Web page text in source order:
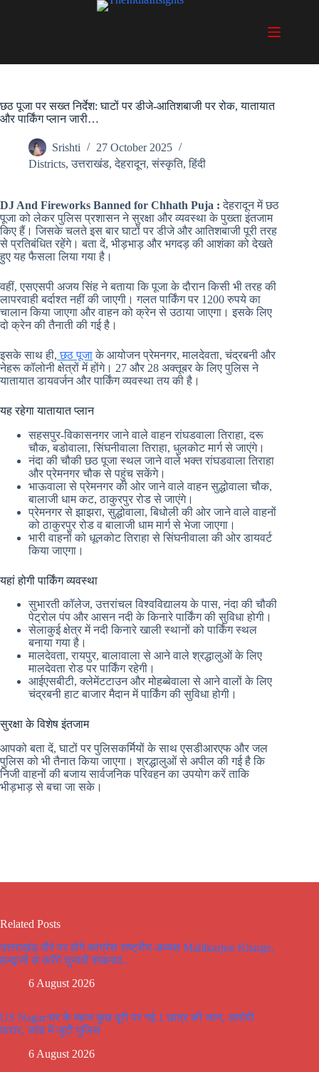
छठ पूजा पर सख्त निर्देश: घाटों पर डीजे-आतिशबाजी पर रोक, यातायात
और पार्किंग प्लान जारी…
Srishti
27 October 2025
Districts,उत्तराखंड,देहरादून,संस्कृति,हिंदी
DJ And Fireworks Banned for Chhath Puja :देहरादून में छठ
पूजा को लेकर पुलिस प्रशासन ने सुरक्षा और व्यवस्था के पुख्ता इंतजाम
किए हैं। जिसके चलते इस बार घाटों पर डीजे और आतिशबाजी पूरी तरह
से प्रतिबंधित रहेंगे। बता दें, भीड़भाड़ और भगदड़ की आशंका को देखते
हुए यह फैसला लिया गया है।
वहीं, एसएसपी अजय सिंह ने बताया कि पूजा के दौरान किसी भी तरह की
लापरवाही बर्दाश्त नहीं की जाएगी। गलत पार्किंग पर 1200 रुपये का
चालान किया जाएगा और वाहन को क्रेन से उठाया जाएगा। इसके लिए
दो क्रेन की तैनाती की गई है।
इसके साथ ही, छठ पूजाके आयोजन प्रेमनगर, मालदेवता, चंद्रबनी और
नेहरू कॉलोनी क्षेत्रों में होंगे। 27 और 28 अक्तूबर के लिए पुलिस ने
यातायात डायवर्जन और पार्किंग व्यवस्था तय की है।
यह रहेगा यातायात प्लान
सहसपुर-विकासनगर जाने वाले वाहन रांघडवाला तिराहा, दरू
चौक, बडोवाला, सिंघनीवाला तिराहा, धुलकोट मार्ग से जाएंगे।
नंदा की चौकी छठ पूजा स्थल जाने वाले भक्त रांघडवाला तिराहा
और प्रेमनगर चौक से पहुंच सकेंगे।
भाऊवाला से प्रेमनगर की ओर जाने वाले वाहन सुद्धोवाला चौक,
बालाजी धाम कट, ठाकुरपुर रोड से जाएंगे।
प्रेमनगर से झाझरा, सुद्धोवाला, बिधोली की ओर जाने वाले वाहनों
को ठाकुरपुर रोड व बालाजी धाम मार्ग से भेजा जाएगा।
भारी वाहनों को धूलकोट तिराहा से सिंघनीवाला की ओर डायवर्ट
किया जाएगा।
यहां होगी पार्किंग व्यवस्था
सुभारती कॉलेज, उत्तरांचल विश्वविद्यालय के पास, नंदा की चौकी
पेट्रोल पंप और आसन नदी के किनारे पार्किंग की सुविधा होगी।
सेलाकुई क्षेत्र में नदी किनारे खाली स्थानों को पार्किंग स्थल
बनाया गया है।
मालदेवता, रायपुर, बालावाला से आने वाले श्रद्धालुओं के लिए
मालदेवता रोड पर पार्किंग रहेगी।
आईएसबीटी, क्लेमेंटटाउन और मोहब्बेवाला से आने वालों के लिए
चंद्रबनी हाट बाजार मैदान में पार्किंग की सुविधा होगी।
सुरक्षा के विशेष इंतजाम
आपको बता दें, घाटों पर पुलिसकर्मियों के साथ एसडीआरएफ और जल
पुलिस को भी तैनात किया जाएगा। श्रद्धालुओं से अपील की गई है कि
निजी वाहनों की बजाय सार्वजनिक परिवहन का उपयोग करें ताकि
भीड़भाड़ से बचा जा सके।
Related Posts
उत्तराखंड दौरे पर होंगे कांग्रेस राष्ट्रीय अध्यक्ष Mallikarjun Kharge,
हल्द्वानी से करेंगे चुनावी शंखनाद..
6 August 2026
US Nagar:घर के महज कुछ दूरी पर गई 1 छात्र की जान, आरोपी
फरार, जांच में जुटी पुलिस
6 August 2026